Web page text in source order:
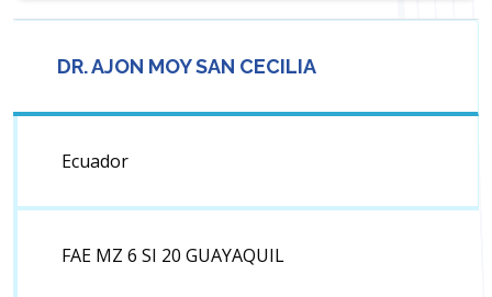
DR. AJON MOY SAN CECILIA
Ecuador
FAE MZ 6 SI 20 GUAYAQUIL